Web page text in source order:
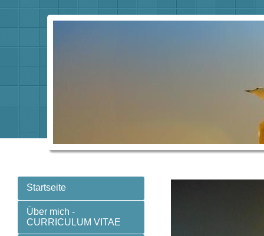
Startseite
Über mich -
CURRICULUM VITAE